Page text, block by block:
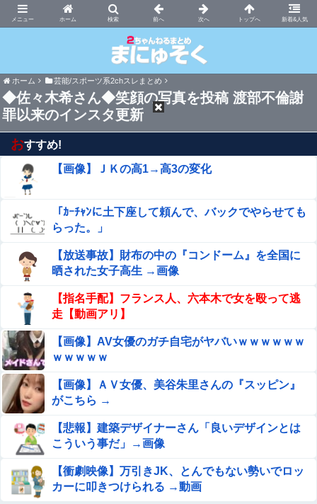
ホーム 新着&人気
まにゅそく 2chまとめニュース速報VIP
ホーム 芸能/スポーツ系2chスレまとめ
◆佐々木希さん◆笑顔の写真を投稿 渡部不倫謝
罪以来のインスタ更新
おすすめ!
【画像】ＪＫの高1→高3の変化
「ｶｰﾁｬﾝに土下座して頼んで、バックでやらせても
らった。」
【放送事故】財布の中の『コンドーム』を全国に
晒された女子高生 →画像
【指名手配】フランス人、六本木で女を殴って逃
走【動画アリ】
【画像】AV女優のガチ自宅がヤバいｗｗｗｗｗｗ
ｗｗｗｗｗ
【画像】ＡＶ女優、美谷朱里さんの『スッピン』
がこちら →
【悲報】建築デザイナーさん「良いデザインとは
こういう事だ」→画像
【衝劇映像】万引きJK、とんでもない勢いでロッ
カーに叩きつけられる →動画